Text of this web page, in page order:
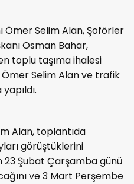
Ömer Selim Alan, Şoförler
Osman Bahar,
toplu taşıma ihalesi
Ömer Selim Alan ve trafik
Alan, toplantıda
görüştüklerini
Şubat Çarşamba günü
ve 3 Mart Perşembe